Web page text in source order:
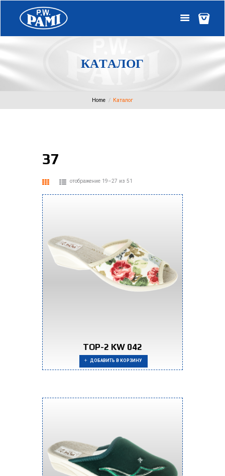
КАТАЛОГ
Home Каталог
37
отображение 19–27 из 51
TOP-2 KW 042
ДОБАВИТЬ В КОРЗИНУ